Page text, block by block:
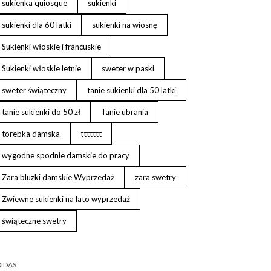
sukienka quiosque sukienki
sukienki dla 60 latki sukienki na wiosnę
Sukienki włoskie i francuskie
Sukienki włoskie letnie sweter w paski
sweter świąteczny tanie sukienki dla 50 latki
tanie sukienki do 50 zł Tanie ubrania
torebka damska ttttttt
wygodne spodnie damskie do pracy
Zara bluzki damskie Wyprzedaż zara swetry
Zwiewne sukienki na lato wyprzedaż
świąteczne swetry